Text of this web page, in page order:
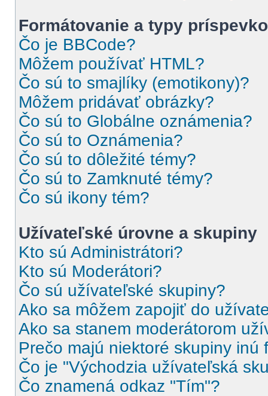
Formátovanie a typy
Čo je BBCode?
Môžem používať HTML?
Čo sú to smajlíky (emotikony)?
Môžem pridávať obrázky?
Čo sú to Globálne oznámenia?
Čo sú to Oznámenia?
Čo sú to dôležité témy?
Čo sú to Zamknuté témy?
Čo sú ikony tém?
Užívateľské úrovne a skupiny
Kto sú Administrátori?
Kto sú Moderátori?
Čo sú užívateľské skupiny?
Ako sa môžem zapojiť do
Ako sa stanem moderátorom
Prečo majú niektoré skupiny inú
Čo je "Východzia užívateľská
Čo znamená odkaz "Tím"?